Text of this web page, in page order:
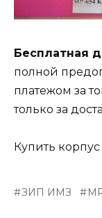
Бесплатная
полной
платежом за
только за
Купить
ЗИП ИМЗ